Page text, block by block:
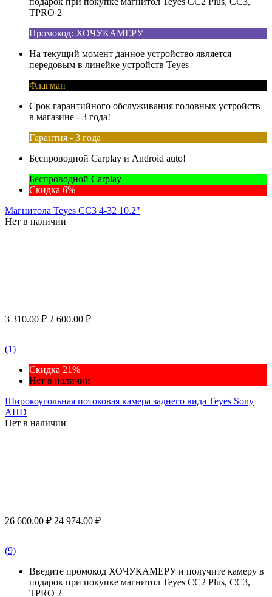
TPRO 2
Промокод: ХОЧУКАМЕРУ
На текущий момент данное устройство является
передовым в линейке устройств Teyes
Флагман
Срок гарантийного обслуживания головных устройств
в магазине - 3 года!
Гарантия - 3 года
Беспроводной Carplay и Android auto!
Беспроводной Carplay
Скидка 6%
Магнитола Teyes CC3 4-32 10.2"
Нет в наличии
3 310.00 ₽ 2 600.00 ₽
(1)
Скидка 21%
Нет в наличии
Широкоугольная потоковая камера заднего вида Teyes Sony
AHD
Нет в наличии
26 600.00 ₽ 24 974.00 ₽
(9)
Введите промокод ХОЧУКАМЕРУ и получите камеру в
подарок при покупке магнитол Teyes CC2 Plus, CC3,
TPRO 2